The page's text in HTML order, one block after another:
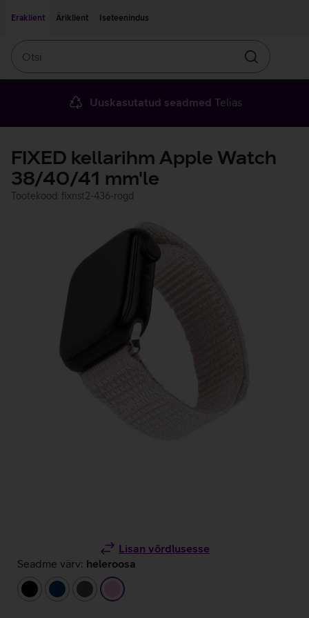
Eraklient
Äriklient Iseteenindus
Otsin
Uuskasutatud seadmed Telias
FIXED kellarihm Apple Watch
38/40/41 mm'le
Tootekood: fixnst2-436-rogd
Lisan võrdlusesse
Seadme värv: heleroosa
must
tumesininetumehallheleroosa